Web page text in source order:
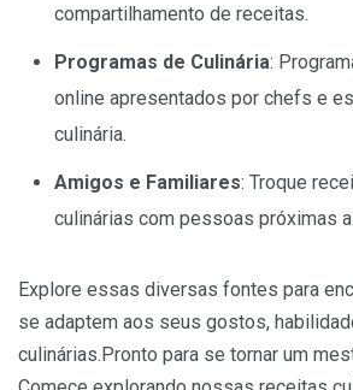
compartilhamento de receitas.
Programas de Culinária:
online apresentados por chefs e
culinária.
Amigos e Familiares: Troque
culinárias com pessoas próximas
Explore essas diversas fontes para
se adaptem aos seus gostos,
culinárias.Pronto para se tornar um